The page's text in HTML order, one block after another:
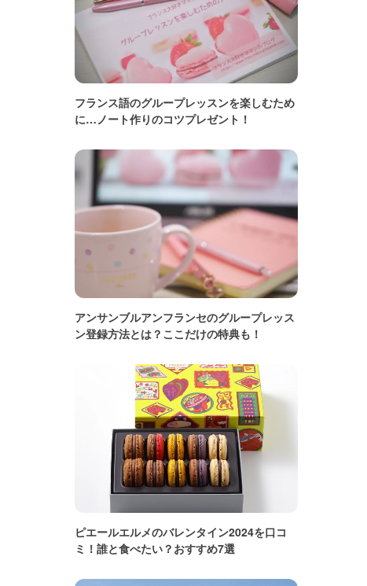
フランス語のグループレッスンを楽しむため
に…ノート作りのコツプレゼント！
アンサンブルアンフランセのグループレッス
ン登録方法とは？ここだけの特典も！
ピエールエルメのバレンタイン2024を口コ
ミ！誰と食べたい？おすすめ7選